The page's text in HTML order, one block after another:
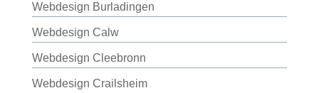
Webdesign Burladingen
Webdesign Calw
Webdesign Cleebronn
Webdesign Crailsheim